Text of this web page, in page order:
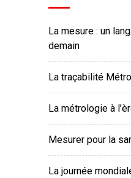
La mesure : un
demain
La traçabilité
La métrologie à
Mesurer pour la
La journée